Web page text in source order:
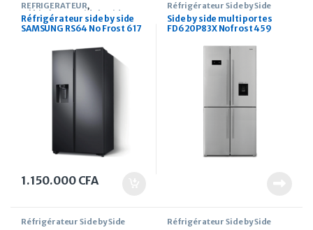
REFRIGERATEUR,
Réfrigérateur Side by Side
Réfrigérateur side by side
SAMSUNG RS64 No Frost 617
1.150.000 CFA
Réfrigérateur Side by Side
Side by side multi portes
FD620P83X Nofrost 459
Réfrigérateur Side by Side Réfrigérateur Side by Side